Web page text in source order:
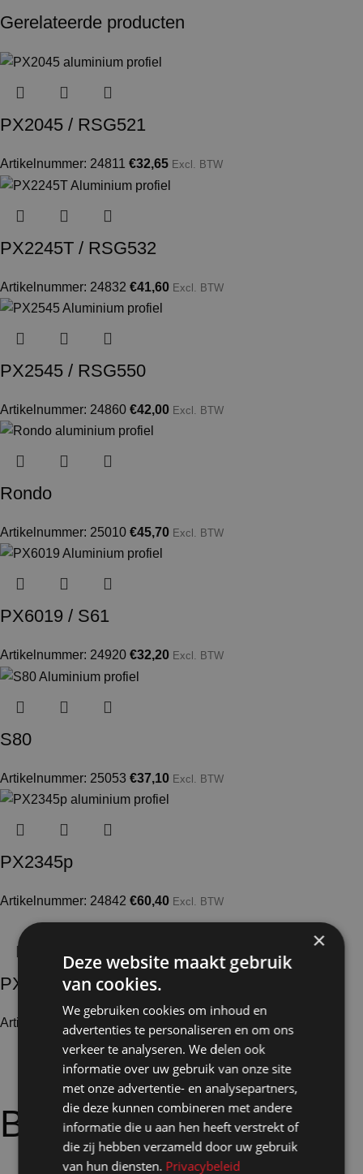
Gerelateerde producten
PX2045 / RSG521
Artikelnummer: 24811 €32,65 Excl. BTW
PX2245T / RSG532
Artikelnummer: 24832 €41,60 Excl. BTW
PX2545 / RSG550
Artikelnummer: 24860 €42,00 Excl. BTW
Rondo
Artikelnummer: 25010 €45,70 Excl. BTW
PX6019 / S61
Artikelnummer: 24920 €32,20 Excl. BTW
S80
Artikelnummer: 25053 €37,10 Excl. BTW
PX2345p
Artikelnummer: 24842 €60,40 Excl. BTW
PX2119D
Artikelnummer: 24821 Excl. BTW
Bijpassendeopties:
×
Deze website maakt gebruik
van cookies.
We gebruiken cookies om inhoud en
advertenties te personaliseren en om ons
verkeer te analyseren. We delen ook
informatie over uw gebruik van onze site
met onze advertentie- en analysepartners,
die deze kunnen combineren met andere
informatie die u aan hen heeft verstrekt of
die zij hebben verzameld door uw gebruik
van hun diensten. Privacybeleid